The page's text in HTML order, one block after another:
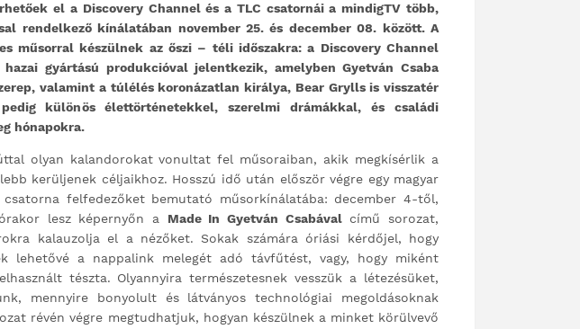
el a Discovery Channel és a TLC csatornái a mindigTV több,
rendelkező kínálatában november 25. és december 08. között. A
műsorral készülnek az őszi – téli időszakra: a Discovery Channel
gyártású produkcióval jelentkezik, amelyben Gyetván Csaba
valamint a túlélés koronázatlan királya, Bear Grylls is visszatér
különös élettörténetekkel, szerelmi drámákkal, és családi
hónapokra.
olyan kalandorokat vonultat fel műsoraiban, akik megkísérlik a
kerüljenek céljaikhoz. Hosszú idő után először végre egy magyar
felfedezőket bemutató műsorkínálatába: december 4-től,
lesz képernyőn a Made In Gyetván Csabávalcímű sorozat,
kalauzolja el a nézőket. Sokak számára óriási kérdőjel, hogy
lehetővé a nappalink melegét adó távfűtést, vagy, hogy miként
tészta. Olyannyira természetesnek vesszük a létezésüket,
mennyire bonyolult és látványos technológiai megoldásoknak
révén végre megtudhatjuk, hogyan készülnek a minket körülvevő